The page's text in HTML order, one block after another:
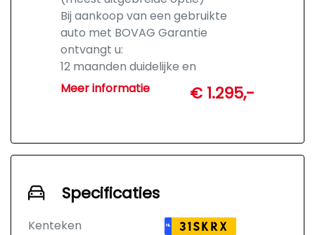
Bij aankoop van een gebruikte
auto met BOVAG Garantie
ontvangt u:
12 maanden duidelijke en
uitgebreide garantie
Vrijwel alle gebreken gedekt
leeftijdsbeperking
redelijkerwijs mag verwachten
Hulp via het BOVAG-hulploket bij
garantieclaims
Meer informatie € 1.295,-
Specificaties
Kenteken NL 31SKRX